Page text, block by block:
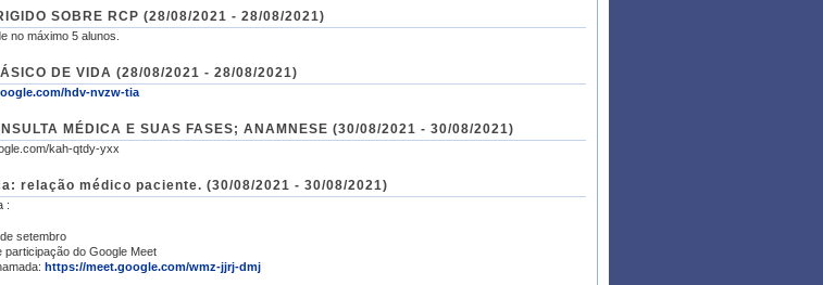
SOBRE RCP (28/08/2021 - 28/08/2021)
no máximo 5 alunos.
DE VIDA (28/08/2021 - 28/08/2021)
hdv-nvzw-tia
MÉDICA E SUAS FASES; ANAMNESE (30/08/2021 - 30/08/2021)
kah-qtdy-yxx
relação médico paciente. (30/08/2021 - 30/08/2021)
:
setembro
participação do Google Meet
https://meet.google.com/wmz-jjrj-dmj